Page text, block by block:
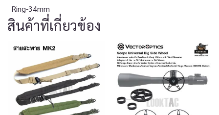
Ring-34mm
สินค้าที่เกี่ยวข้อง